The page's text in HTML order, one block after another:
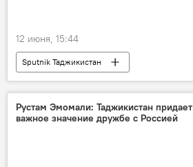
12 июня, 15:44
Sputnik Таджикистан
Рустам Эмомали: Таджикистан придает
важное значение дружбе с Россией